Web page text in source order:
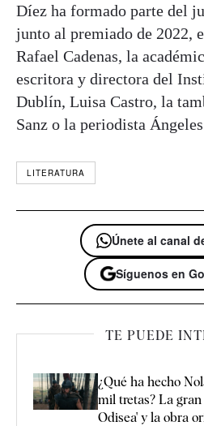
Díez ha formado parte del
junto al premiado de 2022,
Rafael Cadenas, la
escritora y directora del
Dublín, Luisa Castro, la
Sanz o la periodista
LITERATURA
Únete al canal
Síguenos en
TE PUEDE
¿Qué ha hecho
mil tretas? La
Odisea' y la obra